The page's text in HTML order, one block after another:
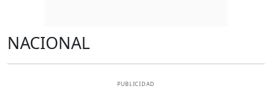
NACIONAL
PUBLICIDAD